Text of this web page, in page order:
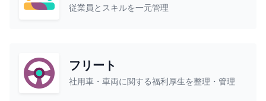
従業員とスキルを一元管理
フリート
社用車・車両に関する福利厚生を整理・管理